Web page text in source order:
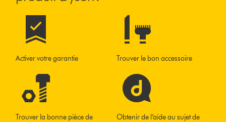
Activer votre garantie Trouver le bon accessoire
Trouver la bonne pièce de
Obtenir de l’aide au sujet de